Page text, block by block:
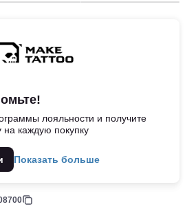
лояльности и получите
на каждую покупку
Показать больше